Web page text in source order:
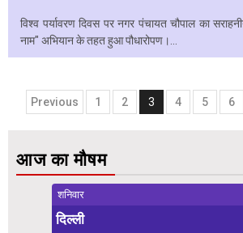
विश्व पर्यावरण दिवस पर नगर पंचायत चौपाल का
नाम" अभियान के तहत हुआ पौधारोपण।...
Posts
Previous 1 2 3 4 5 6
आज का मौषम
शनिवार
दिल्ली